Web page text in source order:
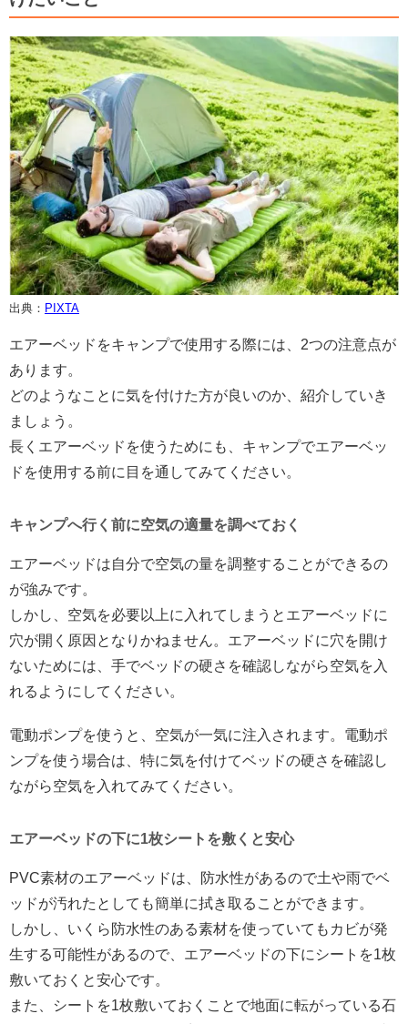
出典： PIXTA
エアーベッドをキャンプで使用する際には、2つの注意点が
あります。
どのようなことに気を付けた方が良いのか、紹介していき
ましょう。
長くエアーベッドを使うためにも、キャンプでエアーベッ
ドを使用する前に目を通してみてください。
キャンプへ行く前に空気の適量を調べておく
エアーベッドは自分で空気の量を調整することができるの
が強みです。
しかし、空気を必要以上に入れてしまうとエアーベッドに
穴が開く原因となりかねません。エアーベッドに穴を開け
ないためには、手でベッドの硬さを確認しながら空気を入
れるようにしてください。
電動ポンプを使うと、空気が一気に注入されます。電動ポ
ンプを使う場合は、特に気を付けてベッドの硬さを確認し
ながら空気を入れてみてください。
エアーベッドの下に1枚シートを敷くと安心
PVC素材のエアーベッドは、防水性があるので土や雨でベ
ッドが汚れたとしても簡単に拭き取ることができます。
しかし、いくら防水性のある素材を使っていてもカビが発
生する可能性があるので、エアーベッドの下にシートを1枚
敷いておくと安心です。
また、シートを1枚敷いておくことで地面に転がっている石